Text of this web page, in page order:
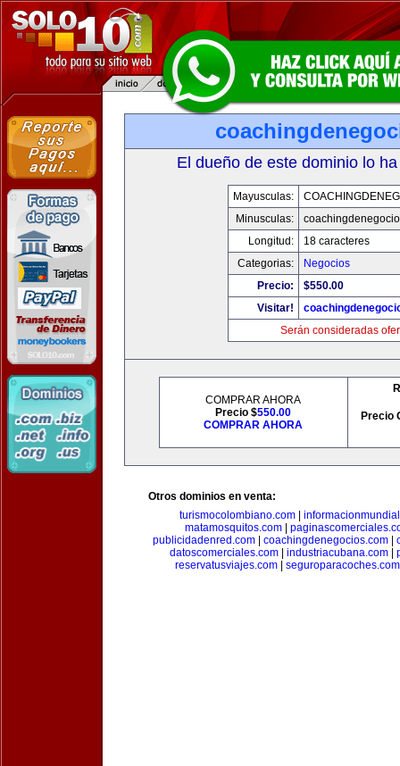
El dueño de este dominio lo
Mayusculas:
Minusculas:
Longitud:
18 caracteres
Categorias:
Negocios
Precio:
$550.00
Visitar!
Serán consideradas
COMPRAR AHORA
Precio $550.00
COMPRAR AHORA
Precio
Otros dominios en venta:
turismocolombiano.com
matamosquitos.com|
publicidadenred.com| coachingdenegocios.com|
datoscomerciales.com| industriacubana.com|
reservatusviajes.com| seguroparacoches.com